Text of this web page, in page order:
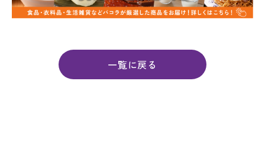
一覧に戻る